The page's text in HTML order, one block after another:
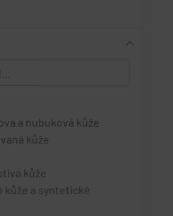
a nubuková kůže
kůže
kůže
kůže a syntetické